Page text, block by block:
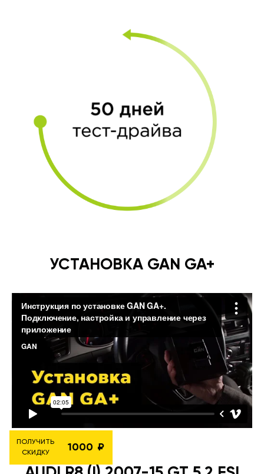
УСТАНОВКА GAN GA+
ПОЛУЧИТЬ
СКИДКУ
1000